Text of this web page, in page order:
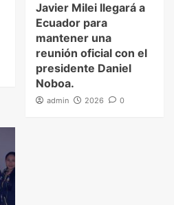
Javier Milei llegará a
Ecuador para
mantener una
reunión oficial con el
presidente Daniel
Noboa.
admin 2026 0